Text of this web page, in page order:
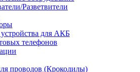
Разветвители
для АКБ
телефонов
проводов (Крокодилы)